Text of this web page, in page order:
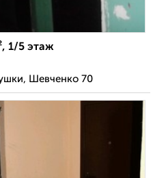
1/5 этаж
Шевченко 70